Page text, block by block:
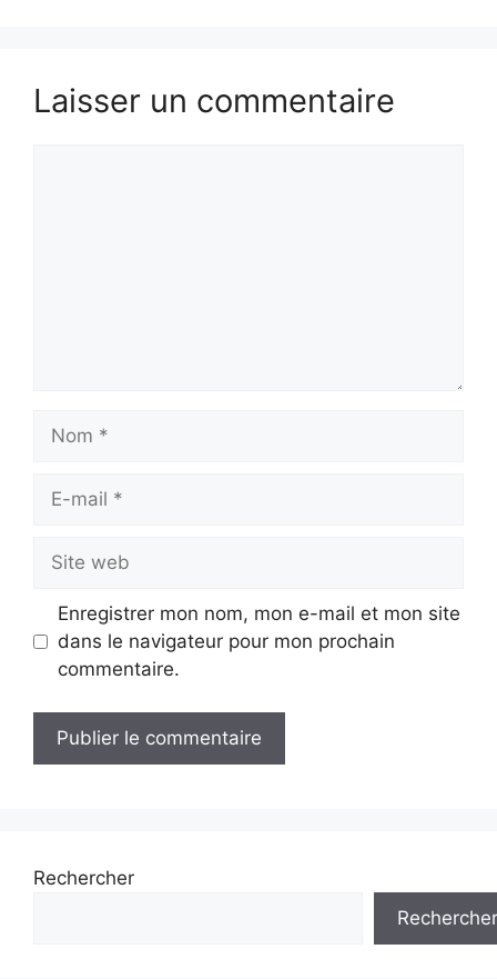
Laisser un commentaire
Nom
Site
web
Enregistrer mon nom, mon e-mail et mon site
dans le navigateur pour mon prochain
commentaire.
Rechercher
Rechercher